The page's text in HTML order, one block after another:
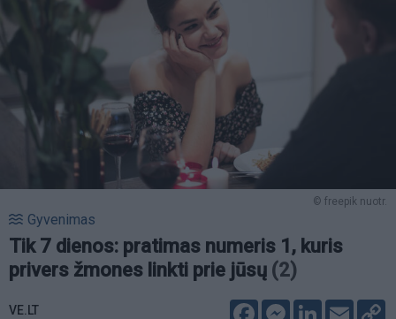
© freepik nuotr.
Gyvenimas
Tik 7 dienos: pratimas numeris 1, kuris
privers žmones linkti prie jūsų (2)
VE.LT
FacebookMessenger
LinkedIn
Email